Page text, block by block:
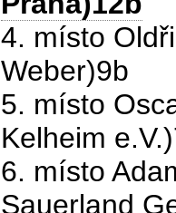
4. místo
Weber)9b
5. místo
Kelheim
6. místo
Sauerland